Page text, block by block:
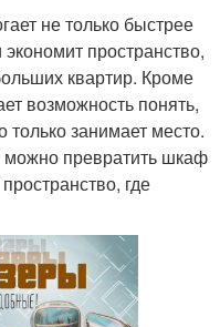
не только быстрее
пространство,
квартир. Кроме
возможность понять,
только занимает место.
превратить шкаф
где